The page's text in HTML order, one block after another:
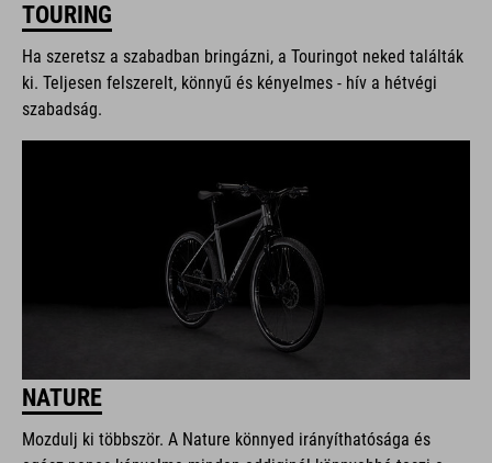
TOURING
Ha szeretsz a szabadban bringázni, a Touringot neked találták
ki. Teljesen felszerelt, könnyű és kényelmes - hív a hétvégi
szabadság.
NATURE
Mozdulj ki többször. A Nature könnyed irányíthatósága és